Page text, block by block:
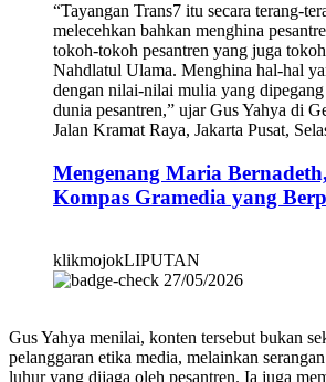
“Tayangan Trans7 itu secara terang-
melecehkan bahkan menghina
tokoh-tokoh pesantren yang juga
Nahdlatul Ulama. Menghina hal-hal
dengan nilai-nilai mulia yang
dunia pesantren,” ujar Gus Yahya di
Jalan Kramat Raya, Jakarta Pusat,
Mengenang Maria
Kompas Gramedia yang
klikmojokLIPUTAN
27/05/2026
Gus Yahya menilai, konten tersebut bukan
pelanggaran etika media, melainkan
luhur yang dijaga oleh pesantren. Ia juga